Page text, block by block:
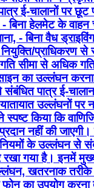
ई-चालानों पर छूट
हेलमेट के वाहन
- बिना वैध
प्राधिकरण से
गति सीमा से अधिक
का उल्लंघन करना
पात्र ई-
उल्लंघनों पर
स्पष्ट किया कि
नहीं की
के उल्लंघन से
रखा गया है। इनमें
खतरनाक तरीके
का उपयोग